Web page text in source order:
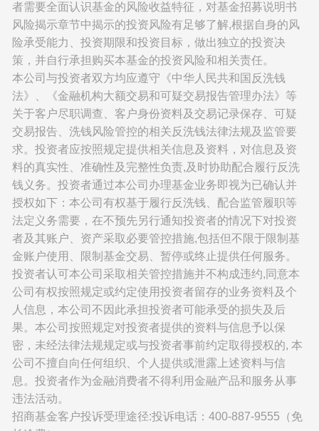
者需要全面认识基金的风险收益特征，对基金招募说明书
风险揭示章节中揭示的投资风险有足够了解,根据自身的风
险承受能力、投资期限和投资目标，做出独立的投资决
策，并自行承担购买本基金的投资风险和相关责任。
本公司与投资者双方均应遵守《中华人民共和国反洗钱
法》、《金融机构大额交易和可疑交易报告管理办法》等
关于客户尽职调查、客户身份资料及交易记录保存、可疑
交易报告、洗钱风险管控的相关反洗钱法律法规及监管要
求。投资者应按照规定提供相关信息及资料，对信息及资
料的真实性、准确性及完整性负责,及时协助配合履行反洗
钱义务。投资者通过本公司办理基金业务即视为已确认并
授权如下：本公司有权基于履行反洗钱、配合监管履职等
法定义务需要，在不预先另行通知投资者的情况下对投资
者及其账户、资产采取必要管控措施,包括但不限于限制基
金账户使用、限制基金交易、暂停或终止提供任何服务。
投资者认可本公司采取相关管控措施并不构成违约,同意本
公司有权按照规定或约定使用投资者留存的业务资料及个
人信息，本公司不因此承担投资者可能承受的损失及后
果。本公司按照规定对投资者提供的资料与信息予以保
密，未经法律法规规定或与投资者事前约定取得授权的, 本
公司不擅自向任何组织、个人提供或泄露上述资料与信
息。投资者作为金融消费者不得利用金融产品和服务从事
违法活动。
招商基金客户投诉受理途径:投诉电话：400-887-9555（免